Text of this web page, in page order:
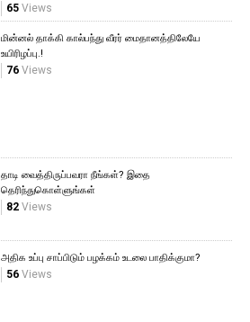
65Views
மின்னல் தாக்கி கால்பந்து வீரர் மைதானத்திலேயே
உயிரிழப்பு.!
76Views
தாடி வைத்திருப்பவரா நீங்கள்? இதை
தெரிந்துகொள்ளுங்கள்
82Views
அதிக உப்பு சாப்பிடும் பழக்கம் உடலை பாதிக்குமா?
56Views